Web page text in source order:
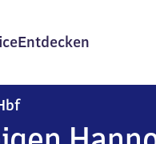
Entdecken
Hannover